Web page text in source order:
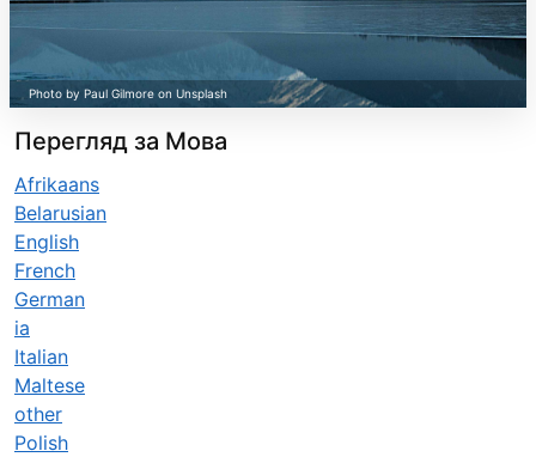
Перегляд за Мова
Afrikaans
Belarusian
English
French
German
ia
Italian
Maltese
other
Polish